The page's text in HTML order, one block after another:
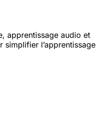
apprentissage audio et
simplifier l’apprentissage